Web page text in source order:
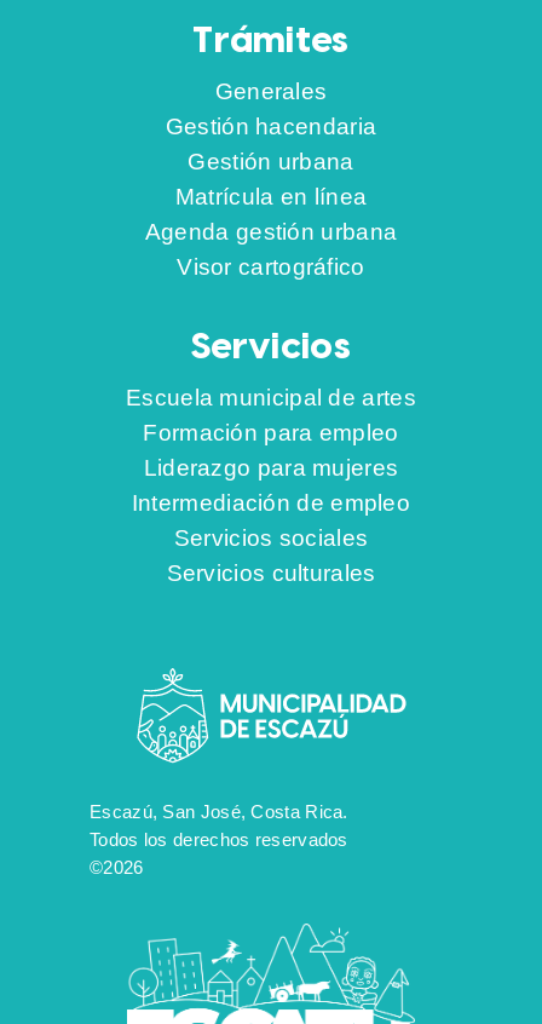
Trámites
Generales
Gestión hacendaria
Gestión urbana
Matrícula en línea
Agenda gestión urbana
Visor cartográfico
Servicios
Escuela municipal de artes
Formación para empleo
Liderazgo para mujeres
Intermediación de empleo
Servicios sociales
Servicios culturales
Escazú, San José, Costa Rica.
Todos los derechos reservados
©2026